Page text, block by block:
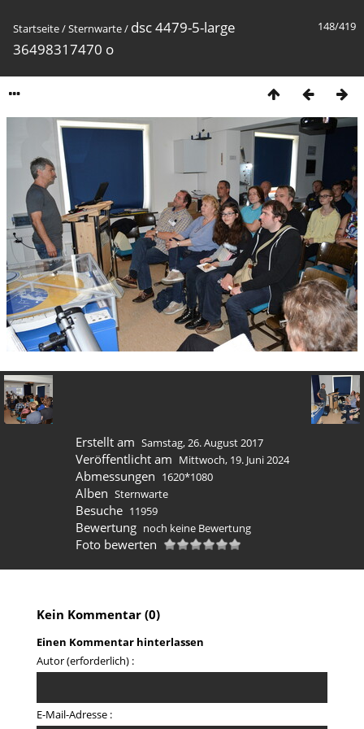
148/419
Startseite/Sternwarte/ dsc 4479-5-large
36498317470 o
Erstellt am Samstag, 26. August 2017
Veröffentlicht am Mittwoch, 19. Juni 2024
Abmessungen 1620*1080
Alben Sternwarte
Besuche 11959
Bewertung noch keine Bewertung
Foto bewerten
Kein Kommentar (0)
Einen Kommentar hinterlassen
Autor (erforderlich) :
E-Mail-Adresse :